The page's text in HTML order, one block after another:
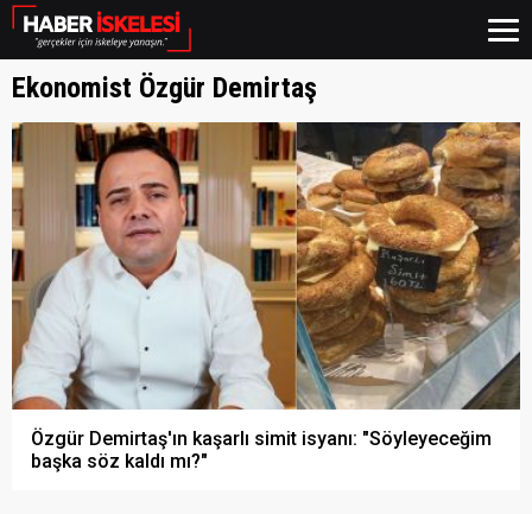
Ekonomist Özgür Demirtaş
Özgür Demirtaş'ın kaşarlı simit isyanı: "Söyleyeceğim
başka söz kaldı mı?"